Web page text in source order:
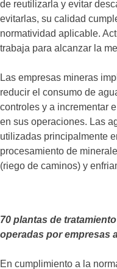
de reutilizarla y evitar
evitarlas, su calidad
normatividad aplicable.
trabaja para alcanzar la
Las empresas mineras
reducir el consumo de
controles y a incrementar
en sus operaciones. Las
utilizadas principalmente
procesamiento de
(riego de caminos) y
70 plantas de
operadas por empresas
En cumplimiento a la